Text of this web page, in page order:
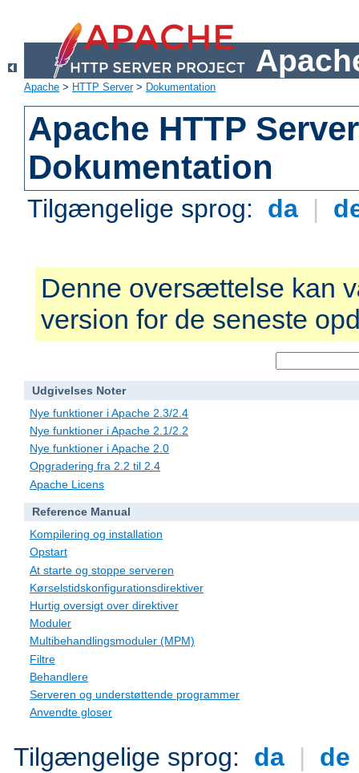
Apache > HTTP Server> Dokumentation
Apache HTTP
Dokumentation
Tilgængelige sprog: da |
Denne oversættelse kan
version for de seneste
Udgivelses Noter
Nye funktioner i Apache 2.3/2.4
Nye funktioner i Apache 2.1/2.2
Nye funktioner i Apache 2.0
Opgradering fra 2.2 til 2.4
Apache Licens
Reference Manual
Kompilering og installation
Opstart
At starte og stoppe serveren
Kørselstidskonfigurationsdirektiver
Hurtig oversigt over direktiver
Moduler
Multibehandlingsmoduler (MPM)
Filtre
Behandlere
Serveren og understøttende programmer
Anvendte gloser
Tilgængelige sprog: da | de